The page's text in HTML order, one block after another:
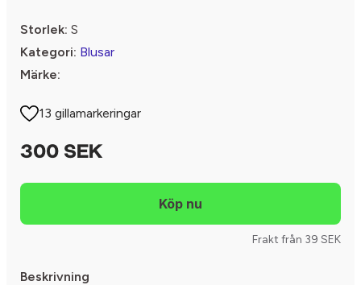
Storlek: S
Kategori: Blusar
Märke:
13 gillamarkeringar
300 SEK
Frakt från 39 SEK
Beskrivning